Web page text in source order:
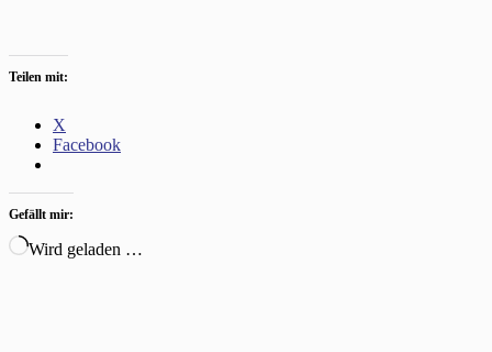
Teilen mit:
X
Facebook
Gefällt mir:
Wird geladen …